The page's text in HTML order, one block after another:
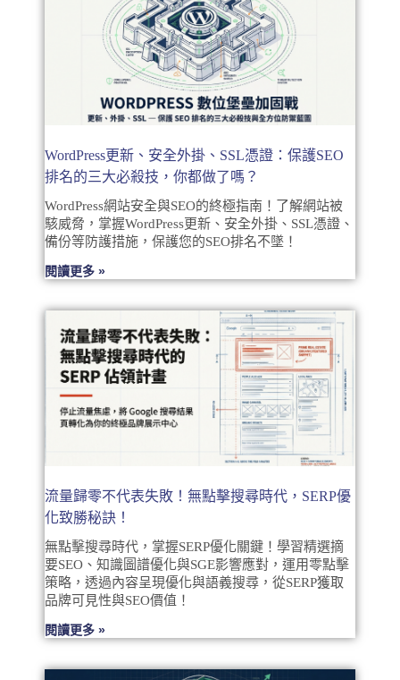
WordPress更新、安全外掛、SSL憑證：保護SEO
排名的三大必殺技，你都做了嗎？
WordPress網站安全與SEO的終極指南！了解網站被
駭威脅，掌握WordPress更新、安全外掛、SSL憑證、
備份等防護措施，保護您的SEO排名不墜！
閱讀更多 »
流量歸零不代表失敗！無點擊搜尋時代，SERP優
化致勝秘訣！
無點擊搜尋時代，掌握SERP優化關鍵！學習精選摘
要SEO、知識圖譜優化與SGE影響應對，運用零點擊
策略，透過內容呈現優化與語義搜尋，從SERP獲取
品牌可見性與SEO價值！
閱讀更多 »